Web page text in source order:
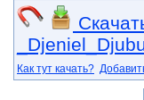
Как тут качать?